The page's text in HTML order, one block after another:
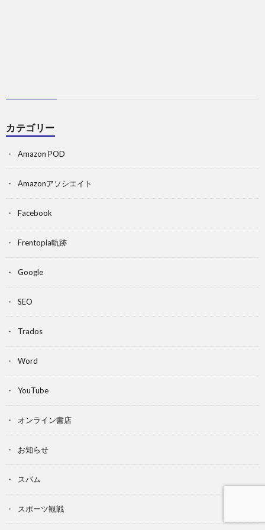
カテゴリー
Amazon POD
Amazonアソシエイト
Facebook
Frentopia軌跡
Google
SEO
Trados
Word
YouTube
オンライン書店
お知らせ
スパム
スポーツ観戦